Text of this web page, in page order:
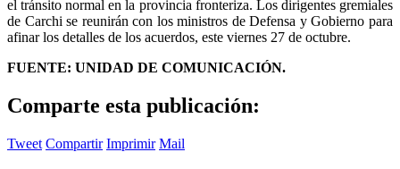
el tránsito normal en la provincia fronteriza. Los dirigentes gremiales
de Carchi se reunirán con los ministros de Defensa y Gobierno para
afinar los detalles de los acuerdos, este viernes 27 de octubre.
FUENTE: UNIDAD DE COMUNICACIÓN.
Comparte esta publicación:
Tweet Compartir Imprimir Mail